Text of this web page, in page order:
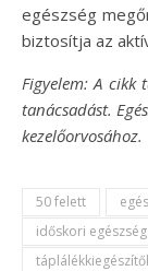
egészség
biztosítja az
Figyelem: A cikk
tanácsadást.
kezelőorvosához.
50 felett
időskori egészség